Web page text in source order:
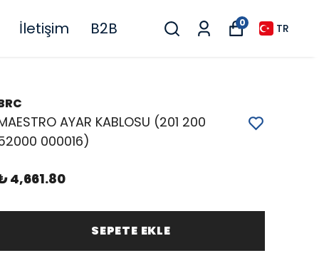
İletişim B2B 0 TR
AYAR KABLOSU (201 200
000016)
4,661.80
SEPETE EKLE